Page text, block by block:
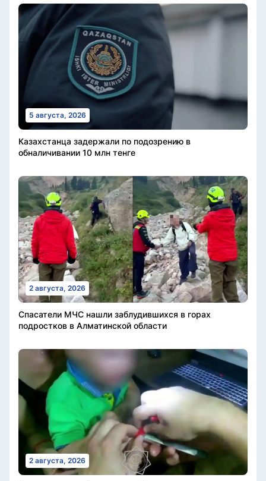
5 августа, 2026
Казахстанца задержали по подозрению в
обналичивании 10 млн тенге
2 августа, 2026
Спасатели МЧС нашли заблудившихся в горах
подростков в Алматинской области
2 августа, 2026